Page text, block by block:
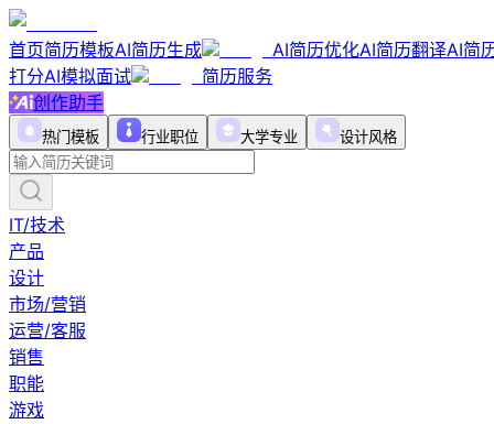
首页简历模板AI简历生成 AI简历优化AI简历翻译AI简
打分AI模拟面试
简历服务
创作助手
热门模板 行业职位 大学专业 设计风格
IT/技术
产品
设计
市场/营销
运营/客服
销售
职能
游戏